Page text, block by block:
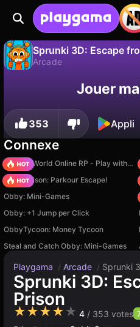
Sprunki 3D: Escape
Arcade
progression !
Jouer
353 Appli
Connexe
Sprunki World Online RP - Play with Friends!
Barry Prison: Parkour Escape!
Obby: Mini-Games
Obby: +1 Jump per Click
ObbyTycoon: Money Tycoon
Steal and Catch Obby: Mini-Games
Playgama / Arcade / Sprunki
Sprunki 3D:
Prison
★★★★★ 4 / 353 votes